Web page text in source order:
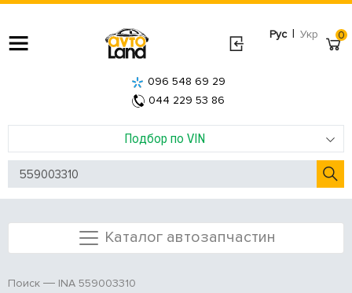
Рус | Укр
Подбор по VIN
096 548 69 29
044 229 53 86
0
Каталог автозапчастин
Поиск INA 559003310